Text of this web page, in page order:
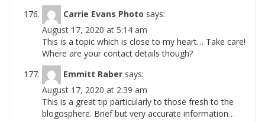
Carrie Evans Photo says:
August 17, 2020 at 5:14 am
This is a topic which is close to my heart… Take care!
Where are your contact details though?
Emmitt Raber says:
August 17, 2020 at 2:39 am
This is a great tip particularly to those fresh to the
blogosphere. Brief but very accurate information…